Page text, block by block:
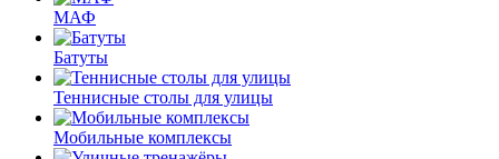
МАФ
Батуты
Теннисные столы для улицы
Мобильные комплексы